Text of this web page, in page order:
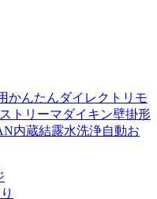
かんたんダイレクトリモ
ストリーマダイキン壁掛形
内蔵結露水洗浄自動お